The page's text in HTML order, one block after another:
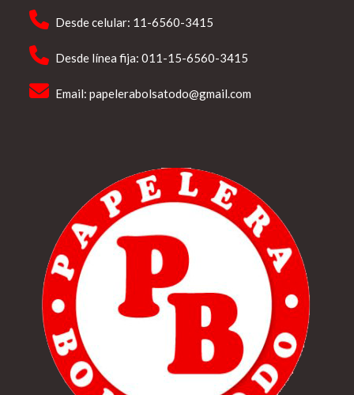
Desde celular: 11-6560-3415
Desde línea fija: 011-15-6560-3415
Email:papelerabolsatodo@gmail.com